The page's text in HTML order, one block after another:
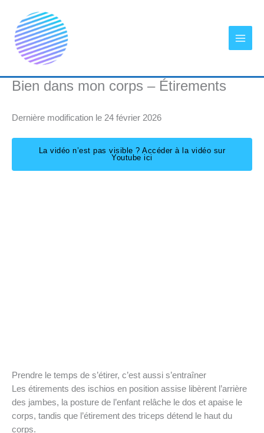
contenu
Bien dans mon corps – Étirements
Dernière modification le 24 février 2026
La vidéo n’est pas visible ? Accéder à la vidéo sur
Youtube ici
Prendre le temps de s’étirer, c’est aussi s’entraîner
Les étirements des ischios en position assise libèrent l’arrière
des jambes, la posture de l’enfant relâche le dos et apaise le
corps, tandis que l’étirement des triceps détend le haut du
corps.